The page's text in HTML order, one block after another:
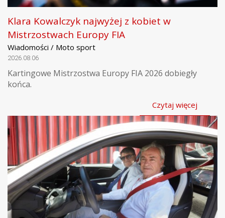
Klara Kowalczyk najwyżej z kobiet w
Mistrzostwach Europy FIA
Wiadomości / Moto sport
2026.08.06
Kartingowe Mistrzostwa Europy FIA 2026 dobiegły
końca.
Czytaj więcej